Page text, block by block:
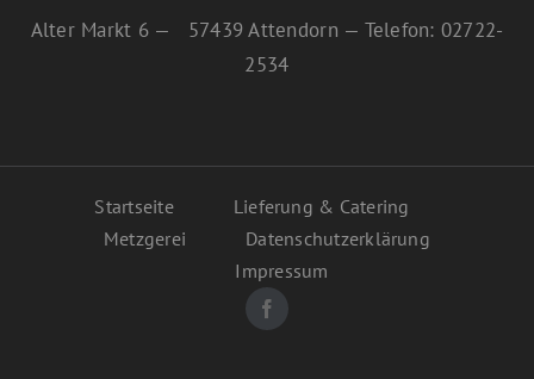
Alter Markt 6 — 57439 Attendorn — Telefon: 02722-
2534
Startseite
Lieferung & Catering
Metzgerei
Datenschutzerklärung
Impressum